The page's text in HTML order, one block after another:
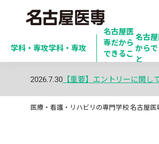
学科・専攻学科・専攻
名古屋医
専だから
できるこ
と
名古
から
と
2026.7.30 【重要】エントリーに関し
医療・看護・リハビリの専門学校 名古屋医